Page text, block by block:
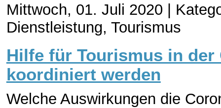
Mittwoch, 01. Juli 2020 |
Dienstleistung, Tourismus
Hilfe für Tourismus in
koordiniert werden
Welche Auswirkungen die